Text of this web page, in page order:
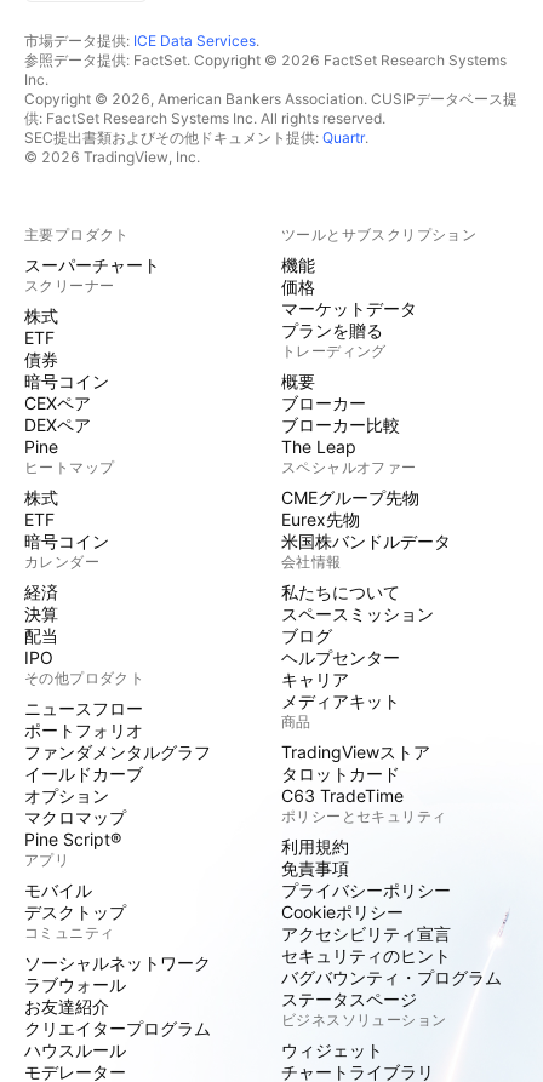
市場データ提供: ICE Data Services.
参照データ提供: FactSet. Copyright © 2026 FactSet Research Systems
Inc.
Copyright © 2026, American Bankers Association. CUSIPデータベース提
供: FactSet Research Systems Inc. All rights reserved.
SEC提出書類およびその他ドキュメント提供: Quartr.
© 2026 TradingView, Inc.
主要プロダクト
スーパーチャート
スクリーナー
株式
ETF
債券
暗号コイン
CEXペア
DEXペア
Pine
ヒートマップ
株式
ETF
暗号コイン
カレンダー
経済
決算
配当
IPO
その他プロダクト
ニュースフロー
ポートフォリオ
ファンダメンタルグラフ
イールドカーブ
オプション
マクロマップ
Pine Script®
アプリ
モバイル
デスクトップ
コミュニティ
ソーシャルネットワーク
ラブウォール
お友達紹介
クリエイタープログラム
ハウスルール
モデレーター
ツールとサブスクリプション
機能
価格
マーケットデータ
プランを贈る
トレーディング
概要
ブローカー
ブローカー比較
The Leap
スペシャルオファー
CMEグループ先物
Eurex先物
米国株バンドルデータ
会社情報
私たちについて
スペースミッション
ブログ
ヘルプセンター
キャリア
メディアキット
商品
TradingViewストア
タロットカード
C63 TradeTime
ポリシーとセキュリティ
利用規約
免責事項
プライバシーポリシー
Cookieポリシー
アクセシビリティ宣言
セキュリティのヒント
バグバウンティ・プログラム
ステータスページ
ビジネスソリューション
ウィジェット
チャートライブラリ